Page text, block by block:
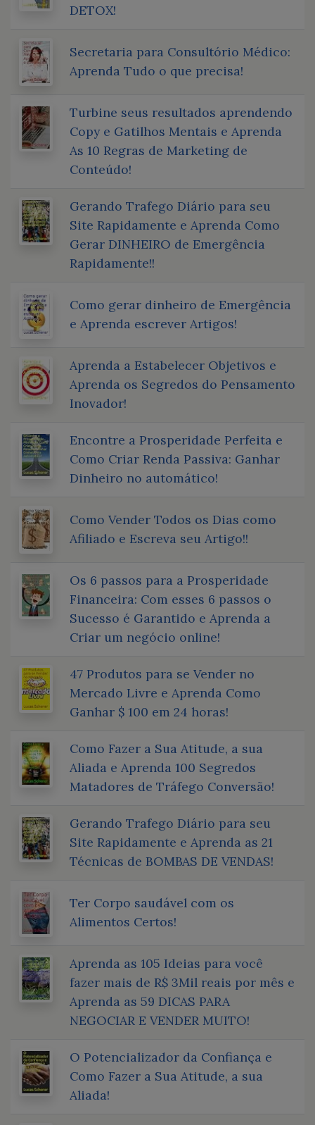
DETOX!
Secretaria para Consultório Médico:
Aprenda Tudo o que precisa!
Turbine seus resultados aprendendo
Copy e Gatilhos Mentais e Aprenda
As 10 Regras de Marketing de
Conteúdo!
Gerando Trafego Diário para seu
Site Rapidamente e Aprenda Como
Gerar DINHEIRO de Emergência
Rapidamente!!
Como gerar dinheiro de Emergência
e Aprenda escrever Artigos!
Aprenda a Estabelecer Objetivos e
Aprenda os Segredos do Pensamento
Inovador!
Encontre a Prosperidade Perfeita e
Como Criar Renda Passiva: Ganhar
Dinheiro no automático!
Como Vender Todos os Dias como
Afiliado e Escreva seu Artigo!!
Os 6 passos para a Prosperidade
Financeira: Com esses 6 passos o
Sucesso é Garantido e Aprenda a
Criar um negócio online!
47 Produtos para se Vender no
Mercado Livre e Aprenda Como
Ganhar $ 100 em 24 horas!
Como Fazer a Sua Atitude, a sua
Aliada e Aprenda 100 Segredos
Matadores de Tráfego Conversão!
Gerando Trafego Diário para seu
Site Rapidamente e Aprenda as 21
Técnicas de BOMBAS DE VENDAS!
Ter Corpo saudável com os
Alimentos Certos!
Aprenda as 105 Ideias para você
fazer mais de R$ 3Mil reais por mês e
Aprenda as 59 DICAS PARA
NEGOCIAR E VENDER MUITO!
O Potencializador da Confiança e
Como Fazer a Sua Atitude, a sua
Aliada!